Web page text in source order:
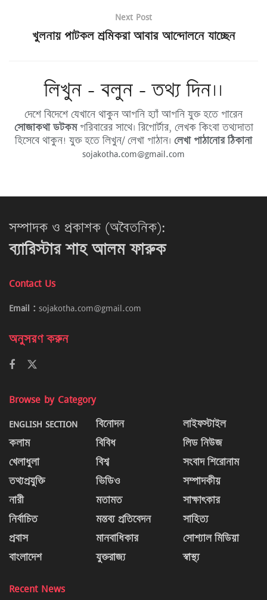
Next Post
খুলনায় পাটকল শ্রমিকরা আবার আন্দোলনে যাচ্ছেন
লিখুন - বলুন - তথ্য দিন।।
দেশে বিদেশে যেখানে থাকুন আপনি হ্যাঁ আপনি যুক্ত হতে পারেন
সোজাকথা ডটকমপরিবারের সাথে। রিপোর্টার, লেখক কিংবা তথ্যদাতা
হিসেবে থাকুন! যুক্ত হতে লিখুন/ লেখা পাঠান। লেখা পাঠানোর ঠিকানা
sojakotha.com@gmail.com
সম্পাদক ও প্রকাশক (অবৈতনিক):
ব্যারিস্টার শাহ আলম ফারুক
Contact Us
Email : sojakotha.com@gmail.com
অনুসরণ করুন
Browse by Category
ENGLISH SECTION
কলাম
খেলাধুলা
তথ্যপ্রযুক্তি
নারী
নির্বাচিত
প্রবাস
বাংলাদেশ
বিনোদন
বিবিধ
বিশ্ব
ভিডিও
মতামত
মন্তব্য প্রতিবেদন
মানবাধিকার
যুক্তরাজ্য
লাইফস্টাইল
লিড নিউজ
সংবাদ শিরোনাম
সম্পাদকীয়
সাক্ষাৎকার
সাহিত্য
সোশ্যাল মিডিয়া
স্বাস্থ্য
Recent News